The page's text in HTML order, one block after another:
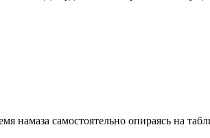
намаза самостоятельно опираясь на